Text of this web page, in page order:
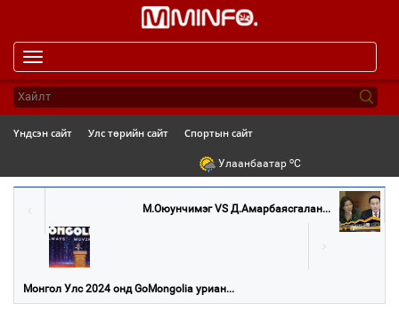
navigation
Үндсэн сайт Улс төрийн сайт Спортын сайт
Улаанбаатар oC
М.Оюунчимэг VS Д.Амарбаясгалан...
Монгол Улс 2024 онд GoMongolia уриан...